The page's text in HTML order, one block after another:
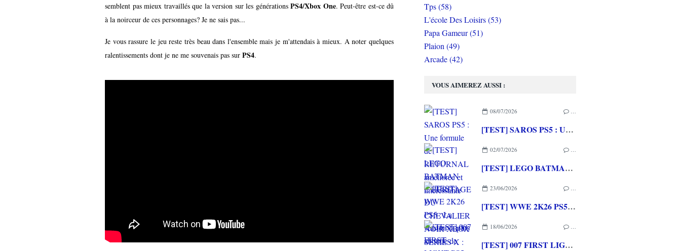
semblent pas mieux travaillés que la version sur les générations PS4/Xbox One. Peut-être est-ce dû
à la noirceur de ces personnages? Je ne sais pas...
Je vous rassure le jeu reste très beau dans l'ensemble mais je m'attendais à mieux. A noter quelques
ralentissements dont je ne me souvenais pas sur PS4.
VOUS AIMEREZ AUSSI :
08/07/2026 …
[TEST] SAROS PS5 : Une formule de RETURNAL améliorée et interessante
02/07/2026 …
[TEST] LEGO BATMAN L'HERITAGE DU CHEVALIER NOIR XBOX SERIES X : C'est Batman Arkham City en LEGO!
23/06/2026 …
[TEST] WWE 2K26 PS5 : La version la plus aboutie de WWE 2K depuis la pause
18/06/2026 …
[TEST] 007 FIRST LIGHT PS5 : Un excellent épisode original de James Bond avec le savoir-faire de IO INTERACTIVE
Tps (58)
L'école Des Loisirs (53)
Papa Gameur (51)
Plaion (49)
Arcade (42)